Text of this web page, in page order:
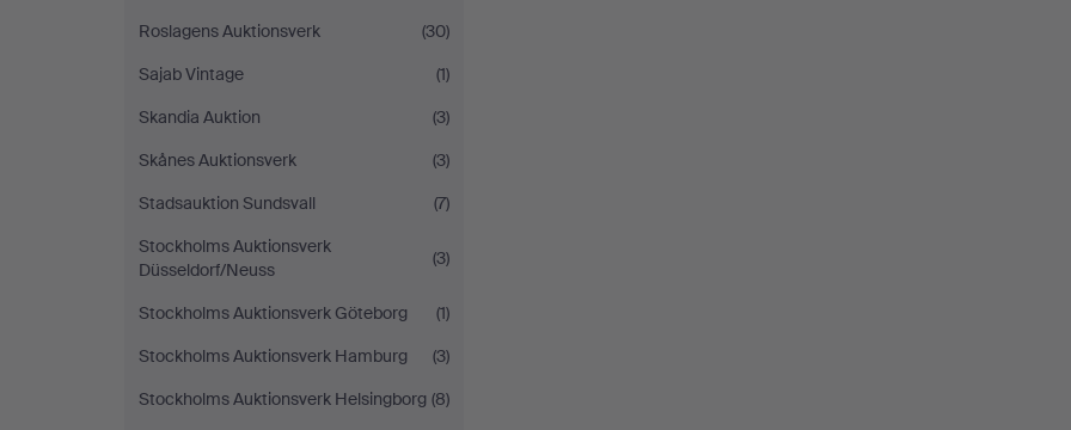
Roslagens Auktionsverk
(30)
Sajab Vintage
(1)
Skandia Auktion
(3)
Skånes Auktionsverk
(3)
Stadsauktion Sundsvall
(7)
Stockholms Auktionsverk
Düsseldorf/Neuss
(3)
Stockholms Auktionsverk Göteborg
(1)
Stockholms Auktionsverk Hamburg
(3)
Stockholms Auktionsverk Helsingborg (8)